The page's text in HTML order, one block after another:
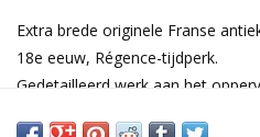
Extra brede originele Franse
18e eeuw, Régence-tijdperk.
Gedetailleerd werk aan het